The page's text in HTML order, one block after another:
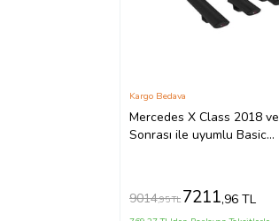
Mercedes X Class 2018 ve
Sonrası ile uyumlu Basic
Kargo Bedava
9014,95 TL 7211,96 TL